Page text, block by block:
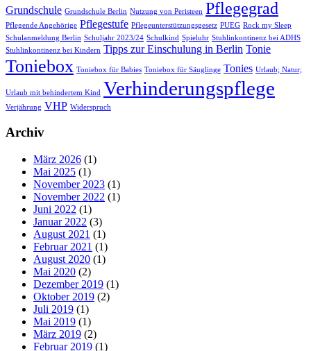
Grundschule Grundschule Berlin Nutzung von Peristeen Pflegegrad
Pflegende Angehörige Pflegestufe Pflegeunterstützungsgesetz PUEG Rock my Sleep
Schulanmeldung Berlin Schuljahr 2023/24 Schulkind Spieluhr Stuhlinkontinenz bei ADHS
Stuhlinkontinenz bei Kindern Tipps zur Einschulung in Berlin Tonie
Toniebox Toniebox für Babies Toniebox für Säuglinge Tonies Urlaub; Natur;
Urlaub mit behindertem Kind Verhinderungspflege
Verjährung VHP Widerspruch
Archiv
März 2026 (1)
Mai 2025 (1)
November 2023 (1)
November 2022 (1)
Juni 2022 (1)
Januar 2022 (3)
August 2021 (1)
Februar 2021 (1)
August 2020 (1)
Mai 2020 (2)
Dezember 2019 (1)
Oktober 2019 (2)
Juli 2019 (1)
Mai 2019 (1)
März 2019 (2)
Februar 2019 (1)